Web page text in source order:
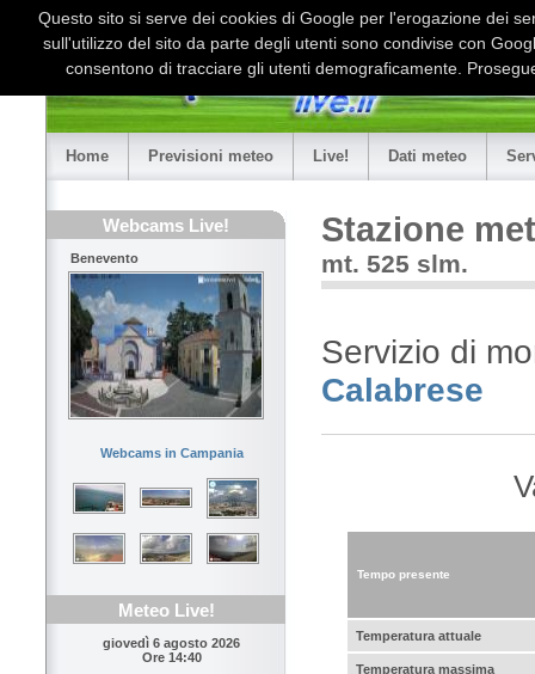
Home Previsioni meteo Live! Dati meteo
Webcams Live!
Benevento
Webcams in Campania
Meteo Live!
giovedì 6 agosto 2026
Ore 14:40
Stazione
mt. 525 slm.
Servizio di
Calabrese
Tempo presente
Temperatura attuale
Temperatura massima
Questo sito si serve dei cookies di Google per l'erogazione dei
sull'utilizzo del sito da parte degli utenti sono condivise con
consentono di tracciare gli utenti demograficamente.